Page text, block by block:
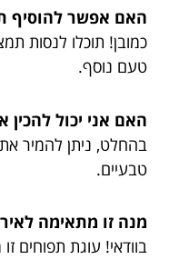
האם אפשר להוסיף
כמובן! תוכלו לנסות
טעם נוסף.
האם אני יכול
בהחלט, ניתן להמיר
טבעיים.
מנה זו מתאימה
בוודאי! עוגת תפוחים